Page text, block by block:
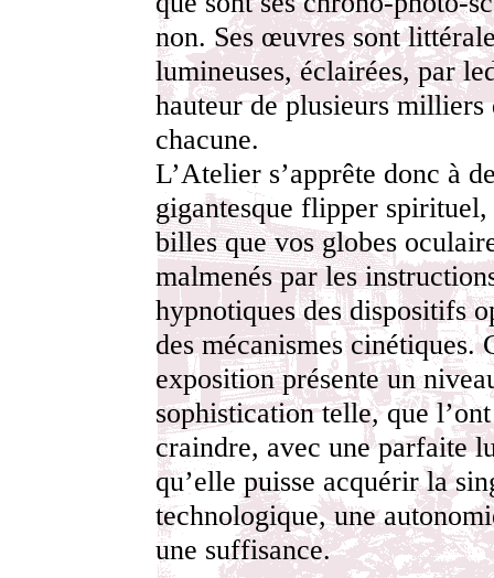
non. Ses œuvres sont
lumineuses, éclairées, par
hauteur de plusieurs milliers
chacune.
L’Atelier s’apprête donc à
gigantesque flipper spirituel,
billes que vos globes
malmenés par les
hypnotiques des dispositifs
des mécanismes cinétiques.
exposition présente un
sophistication telle, que
craindre, avec une parfaite
qu’elle puisse acquérir la
technologique, une
une suffisance.